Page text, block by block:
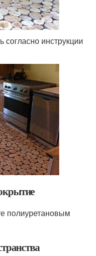
инструкции
полиуретановым